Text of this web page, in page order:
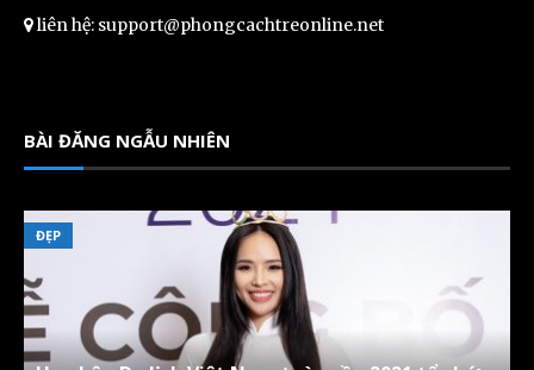
liên hệ: support@phongcachtreonline.net
BÀI ĐĂNG NGẪU NHIÊN
ĐẸP